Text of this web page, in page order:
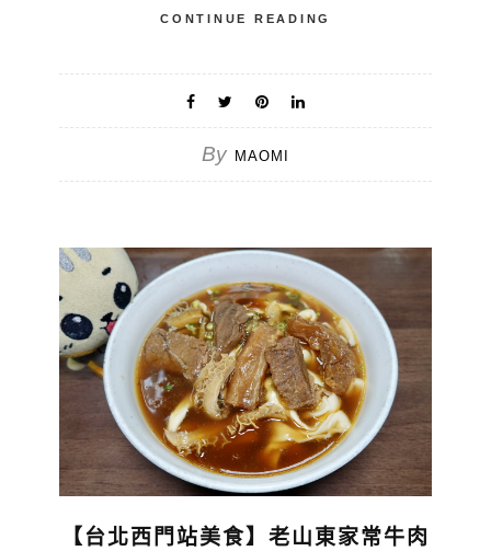
CONTINUE READING
By MAOMI
【台北西門站美食】老山東家常牛肉